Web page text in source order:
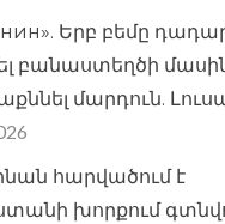
Երբ բեմը
բանաստեղծի մասին
մարդուն.
հարվածում է
խորքում